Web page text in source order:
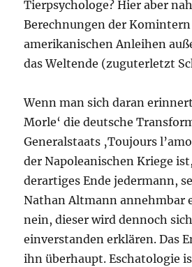
Tierpsychologe? Hier aber
Berechnungen der
amerikanischen Anleihen
das Weltende (zuguterletzt
Wenn man sich daran
Morle‘ die deutsche
Generalstaats ‚Toujours
der Napoleanischen Kriege
derartiges Ende jedermann,
Nathan Altmann annehmbar
nein, dieser wird dennoch
einverstanden erklären. Das
ihn überhaupt. Eschatologie